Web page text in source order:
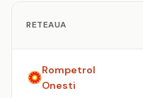
RETEAUA
Rompetrol
Onesti